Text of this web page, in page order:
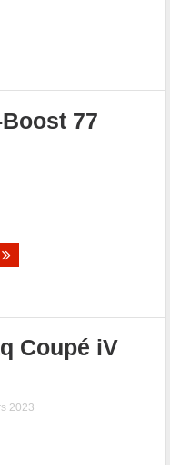
77
Coupé iV
2023